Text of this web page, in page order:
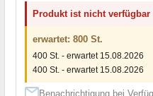
Produkt ist nicht verfügbar
erwartet: 800 St.
400 St. - erwartet 15.08.2026
400 St. - erwartet 15.08.2026
Benachrichtigung bei